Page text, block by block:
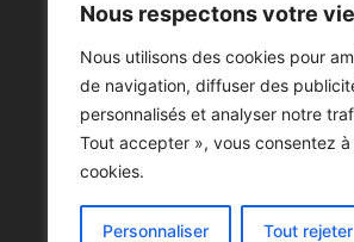
Nous respectons votre
Nous utilisons des cookies pour
de navigation, diffuser des
personnalisés et analyser notre
Tout accepter », vous consentez
cookies.
Personnaliser Tout rejeter